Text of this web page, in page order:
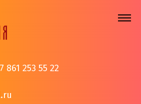
861 253 55 22